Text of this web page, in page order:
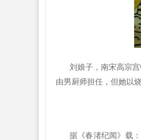
刘娘子，南宋高宗
由男厨师担任，但她以
据《春渚纪闻》载